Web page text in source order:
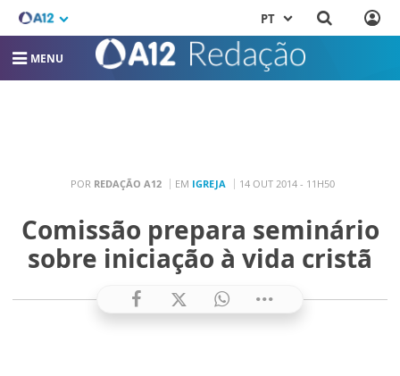
PT
MENU
POR REDAÇÃO A12 EM IGREJA 14 OUT 2014 - 11H50
Comissão prepara seminário
sobre iniciação à vida cristã